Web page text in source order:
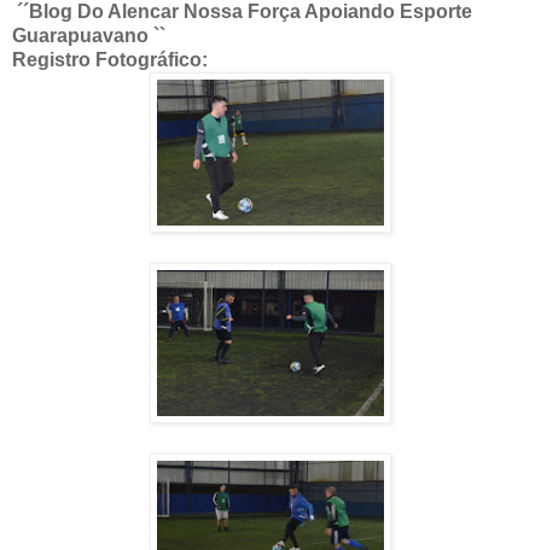
´´Blog Do Alencar Nossa Força Apoiando Esporte
Guarapuavano ``
Registro Fotográfico: